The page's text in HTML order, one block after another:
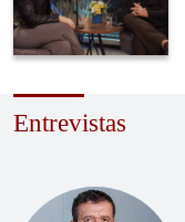
Entrevistas